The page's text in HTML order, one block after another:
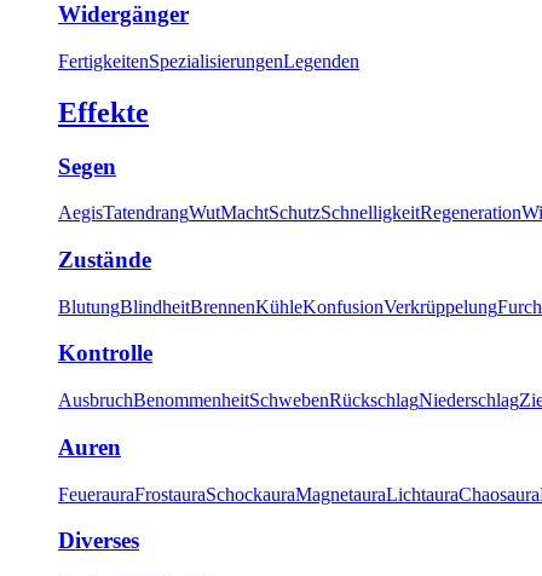
Widergänger
FertigkeitenSpezialisierungenLegenden
Effekte
Segen
AegisTatendrangWutMachtSchutzSchnelligkeitRegeneration
Zustände
BlutungBlindheitBrennenKühleKonfusionVerkrüppelung
Kontrolle
AusbruchBenommenheitSchwebenRückschlagNiederschlag
Auren
FeuerauraFrostauraSchockauraMagnetauraLichtauraChaosaura
Diverses